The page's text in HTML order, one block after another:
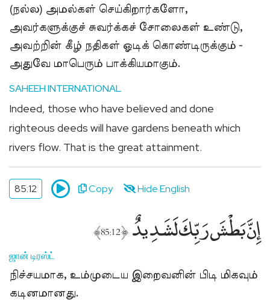
(நல்ல) அமல்கள் செய்கிறார்களோ,
அவர்களுக்குச் சுவர்க்கச் சோலைகள் உண்டு,
அவற்றின் கீழ் நதிகள் ஓடிக் கொண்டிருக்கும் -
அதுவே மாபெரும் பாக்கியமாகும்.
SAHEEH INTERNATIONAL
Indeed, those who have believed and done
righteous deeds will have gardens beneath which
rivers flow. That is the great attainment.
85:12 Copy Hide English
إِنَّ بَطْشَ رَبِّكَ لَشَدِيدٌ ﴿85:12﴾
ஜான் டிரஸ்ட்
நிச்சயமாக, உம்முடைய இறைவனின் பிடி மிகவும்
கடினமானது.